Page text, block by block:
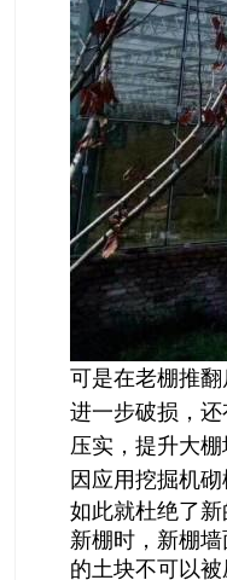
可是在老棚推
进一步破损，
压实，提升大
因应用挖掘机
如此就杜绝了
新棚时，新棚
的土块不可以被